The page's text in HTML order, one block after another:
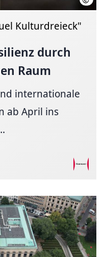
Kulturdreieck"
durch
Raum
internationale
ab April ins